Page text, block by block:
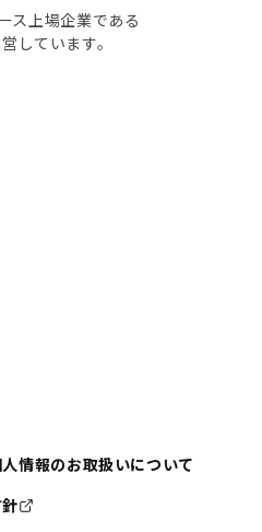
ス上場企業である
ています。
情報のお取扱いについて